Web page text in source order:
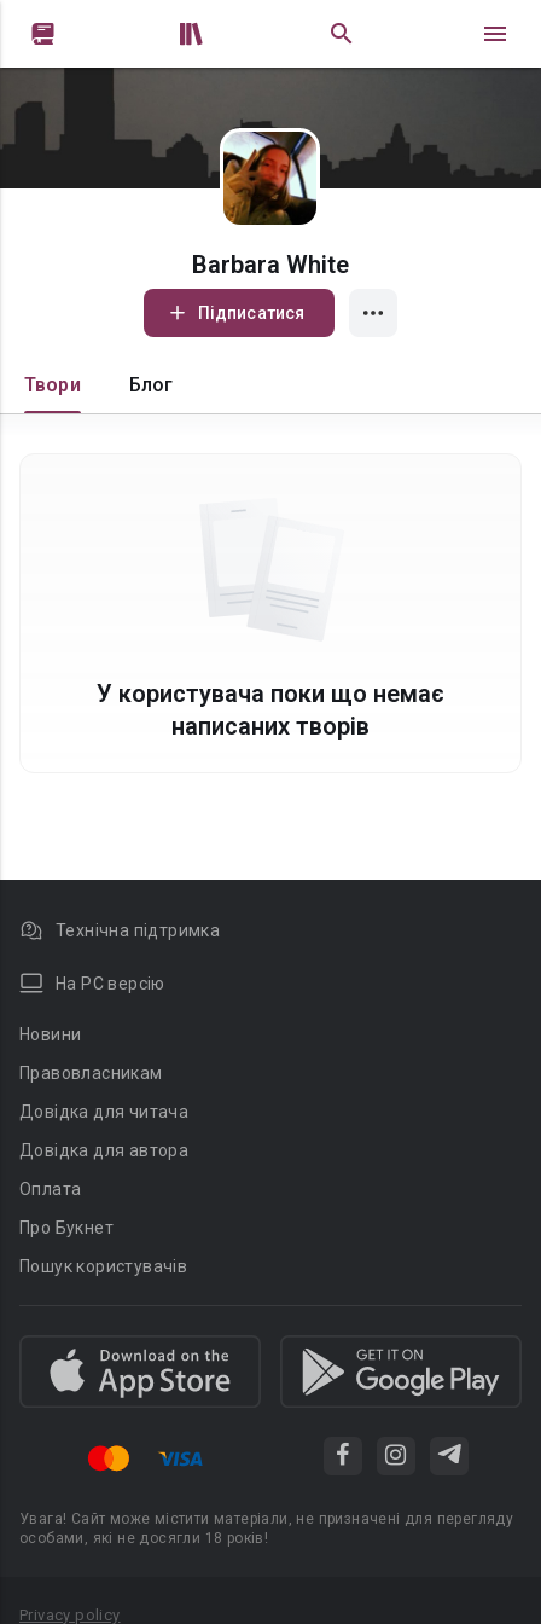
 
Barbara White
Підписатися
Твори Блог
У користувача поки що немає
написаних творів
Технічна підтримка
На PC версію
Новини
Правовласникам
Довідка для читача
Довідка для автора
Оплата
Про Букнет
Пошук користувачів
Увага! Сайт може містити матеріали, не призначені для перегляду
особами, які не досягли 18 років!
Privacy policy